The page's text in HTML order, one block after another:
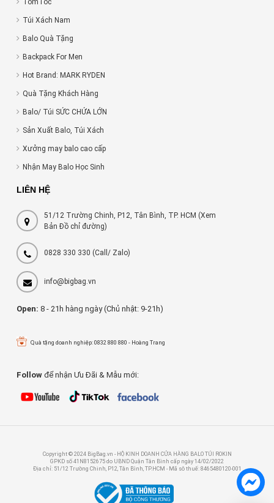
Túi Xách Nam
Balo Quà Tặng
Backpack For Men
Hot Brand: MARK RYDEN
Quà Tặng Khách Hàng
Balo/ Túi SỨC CHỨA LỚN
Sản Xuất Balo, Túi Xách
Xưởng may balo cao cấp
Nhận May Balo Học Sinh
LIÊN HỆ
51/12 Trường Chinh, P12, Tân Bình, TP. HCM (Xem
Bản Đồ chỉ đường)
0828 330 330 (Call/ Zalo)
info@bigbag.vn
Open: 8 - 21h hàng ngày (Chủ nhật: 9-21h)
Quà tặng doanh nghiệp: 0832 880 880 - Hoàng Trang
Follow để nhận Ưu Đãi & Mẫu mới:
Copyright © 2024 BigBag.vn - HỘ KINH DOANH CỬA HÀNG BALO TÚI ROKIN
GPKD số 41N8152675 do UBND Quận Tân Bình cấp ngày 14/02/2022
Địa chỉ: 51/12 Trường Chinh, P12, Tân Bình, TP.HCM - Mã sô thuế: 8465480120-001